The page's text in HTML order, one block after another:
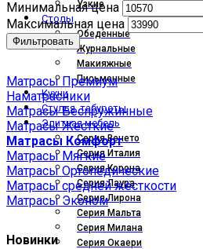
Узкие
Столы
Обеденные
Журнальные
Макияжные
Письменные
Кухни
Стулья, табуреты
Элитная мебель
Серия Венето
Серия Италия
Серия Корона
Серия Лаура
Серия Лирона
Серия Мальта
Серия Милана
Серия Окаери
Минимальная цена
Максимальная цена
Фильтровать
Матрасы Премиум
Наматрасники
Матрасы Беспружинные
Матрасы Жесткие
Матрасы Комфорт
Матрасы Мягкие
Матрасы Ортопедические
Матрасы средней жёсткости
Матрасы Эконом
Новинки